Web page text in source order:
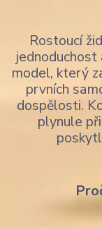
Rostoucí
model, který
prvních
dospělosti.
plynule